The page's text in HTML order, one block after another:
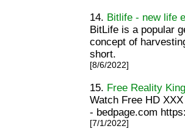
14. Bitlife - new life
BitLife is a popular
concept of
short.
[8/6/2022]
15. Free Reality
Watch Free HD
- bedpage.com
[7/1/2022]